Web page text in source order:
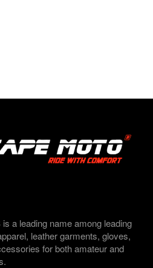
a leading name among leading
leather garments, gloves,
for both amateur and